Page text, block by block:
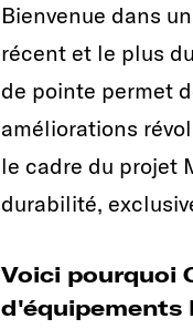
Bienvenue dans
récent et le plus
de pointe permet
améliorations
le cadre du projet
durabilité,
Voici pourquoi
d'équipements